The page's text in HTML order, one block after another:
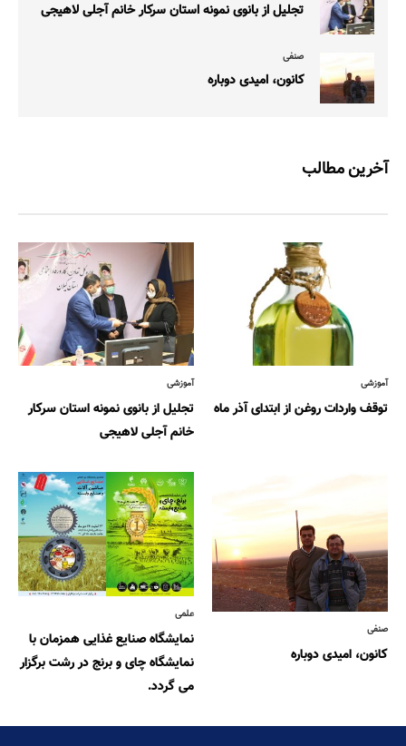
تجلیل از بانوی نمونه استان سرکار خانم آجلی لاهیجی
صنفی
کانون، امیدی دوباره
آخرین مطالب
آموزشی
توقف واردات روغن از ابتدای آذر ماه
آموزشی
تجلیل از بانوی نمونه استان سرکار
خانم آجلی لاهیجی
صنفی
کانون، امیدی دوباره
علمی
نمایشگاه صنایع غذایی همزمان با
نمایشگاه چای و برنج در رشت برگزار
می گردد.